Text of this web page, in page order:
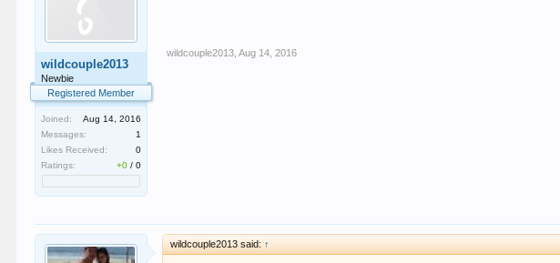
wildcouple2013
Newbie
Registered Member
Joined:
Aug 14, 2016
Messages:
1
Likes Received:
0
Ratings:
+0 /0
wildcouple2013 Aug 14, 2016
wildcouple2013 said: ↑